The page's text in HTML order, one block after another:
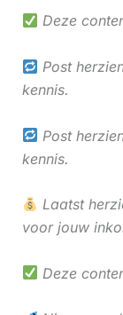
Deze
Post
kennis.
Post
kennis.
Laatst
voor jouw
Deze